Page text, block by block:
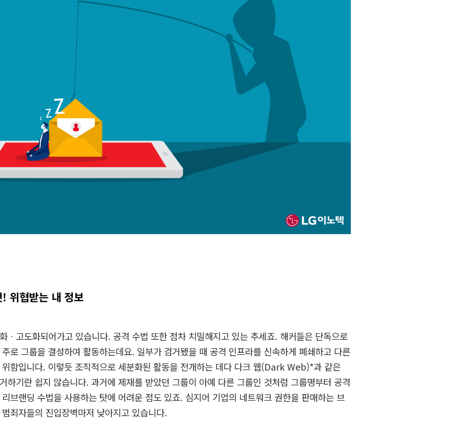
! 위협받는 내 정보
ㆍ고도화되어가고 있습니다. 공격 수법 또한 점차 치밀해지고 있는 추세죠. 해커들은 단독으로
로 그룹을 결성하여 활동하는데요. 일부가 검거됐을 때 공격 인프라를 신속하게 폐쇄하고 다른
함입니다. 이렇듯 조직적으로 세분화된 활동을 전개하는 데다 다크 웹(Dark Web)*과 같은
하기란 쉽지 않습니다. 과거에 제재를 받았던 그룹이 아예 다른 그룹인 것처럼 그룹명부터 공격
브랜딩 수법을 사용하는 탓에 어려운 점도 있죠. 심지어 기업의 네트워크 권한을 판매하는 브
죄자들의 진입장벽마저 낮아지고 있습니다.